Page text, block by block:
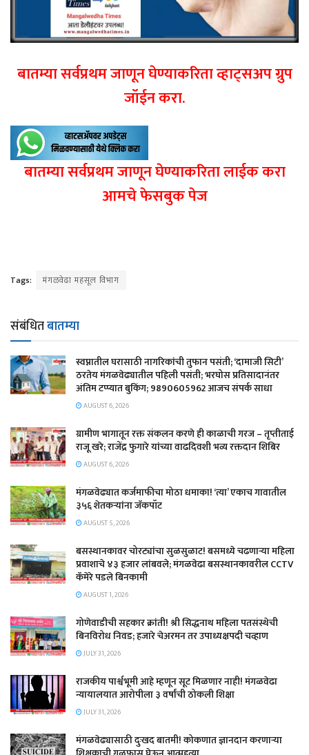
बातम्या सर्वप्रथम जाणून घेण्याकरिता व्हाट्सअप ग्रुप
जॉईन करा.
बातम्या सर्वप्रथम जाणून घेण्याकरिता लाईक करा
आमचे फेसबुक पेज
Tags: मंगळवेढा महसूल विभाग
संबंधितबातम्या
स्वप्नातील घरासाठी नागरिकांची तुफान पसंती; ‘दामाजी सिटी’
ठरतेय मंगळवेढ्यातील पहिली पसंती; भरघोस प्रतिसादानंतर
अंतिम टप्प्यात बुकिंग; 9890605962 आजच संपर्क साधा
AUGUST 6, 2026
ग्रामीण भागातून रक्त संकलन करणे ही काळाची गरज – तृप्तीताई
राजू खरे; राजेंद्र फुगारे यांच्या वाढदिवशी भव्य रक्तदान शिबिर
AUGUST 6, 2026
मंगळवेढ्यात कर्जमाफीचा मोठा धमाका! ‘त्या’ एकाच गावातील
३५६ शेतकऱ्यांना जॅकपॉट
AUGUST 5, 2026
बसस्थानकावर चोरट्यांचा सुळसुळाट! बसमध्ये चढणाऱ्या महिला
प्रवाशाचे ४३ हजार लांबवले; मंगळवेढा बसस्थानकावरील CCTV
कॅमेरे पडले बिनकामी
AUGUST 1, 2026
गोणेवाडीची सहकार क्रांती! श्री सिद्धनाथ महिला पतसंस्थेची
बिनविरोध निवड; हजारे चेअरमन तर उपाध्यक्षपदी चव्हाण
JULY 31, 2026
राजकीय पार्श्वभूमी आहे म्हणून सूट मिळणार नाही! मंगळवेढा
न्यायालयात आरोपीला ३ वर्षांची ठोकली शिक्षा
JULY 31, 2026
मंगळवेढ्यासाठी दुःखद बातमी! कोकणात ज्ञानदान करणाऱ्या